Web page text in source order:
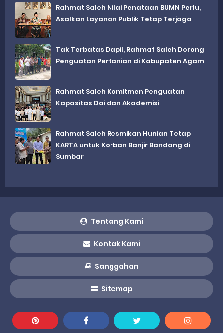
Rahmat Saleh Nilai Penataan BUMN Perlu,
Asalkan Layanan Publik Tetap Terjaga
Tak Terbatas Dapil, Rahmat Saleh Dorong
Penguatan Pertanian di Kabupaten Agam
Rahmat Saleh Komitmen Penguatan
Kapasitas Dai dan Akademisi
Rahmat Saleh Resmikan Hunian Tetap
KARTA untuk Korban Banjir Bandang di
Sumbar
Tentang Kami
Kontak Kami
Sanggahan
Sitemap